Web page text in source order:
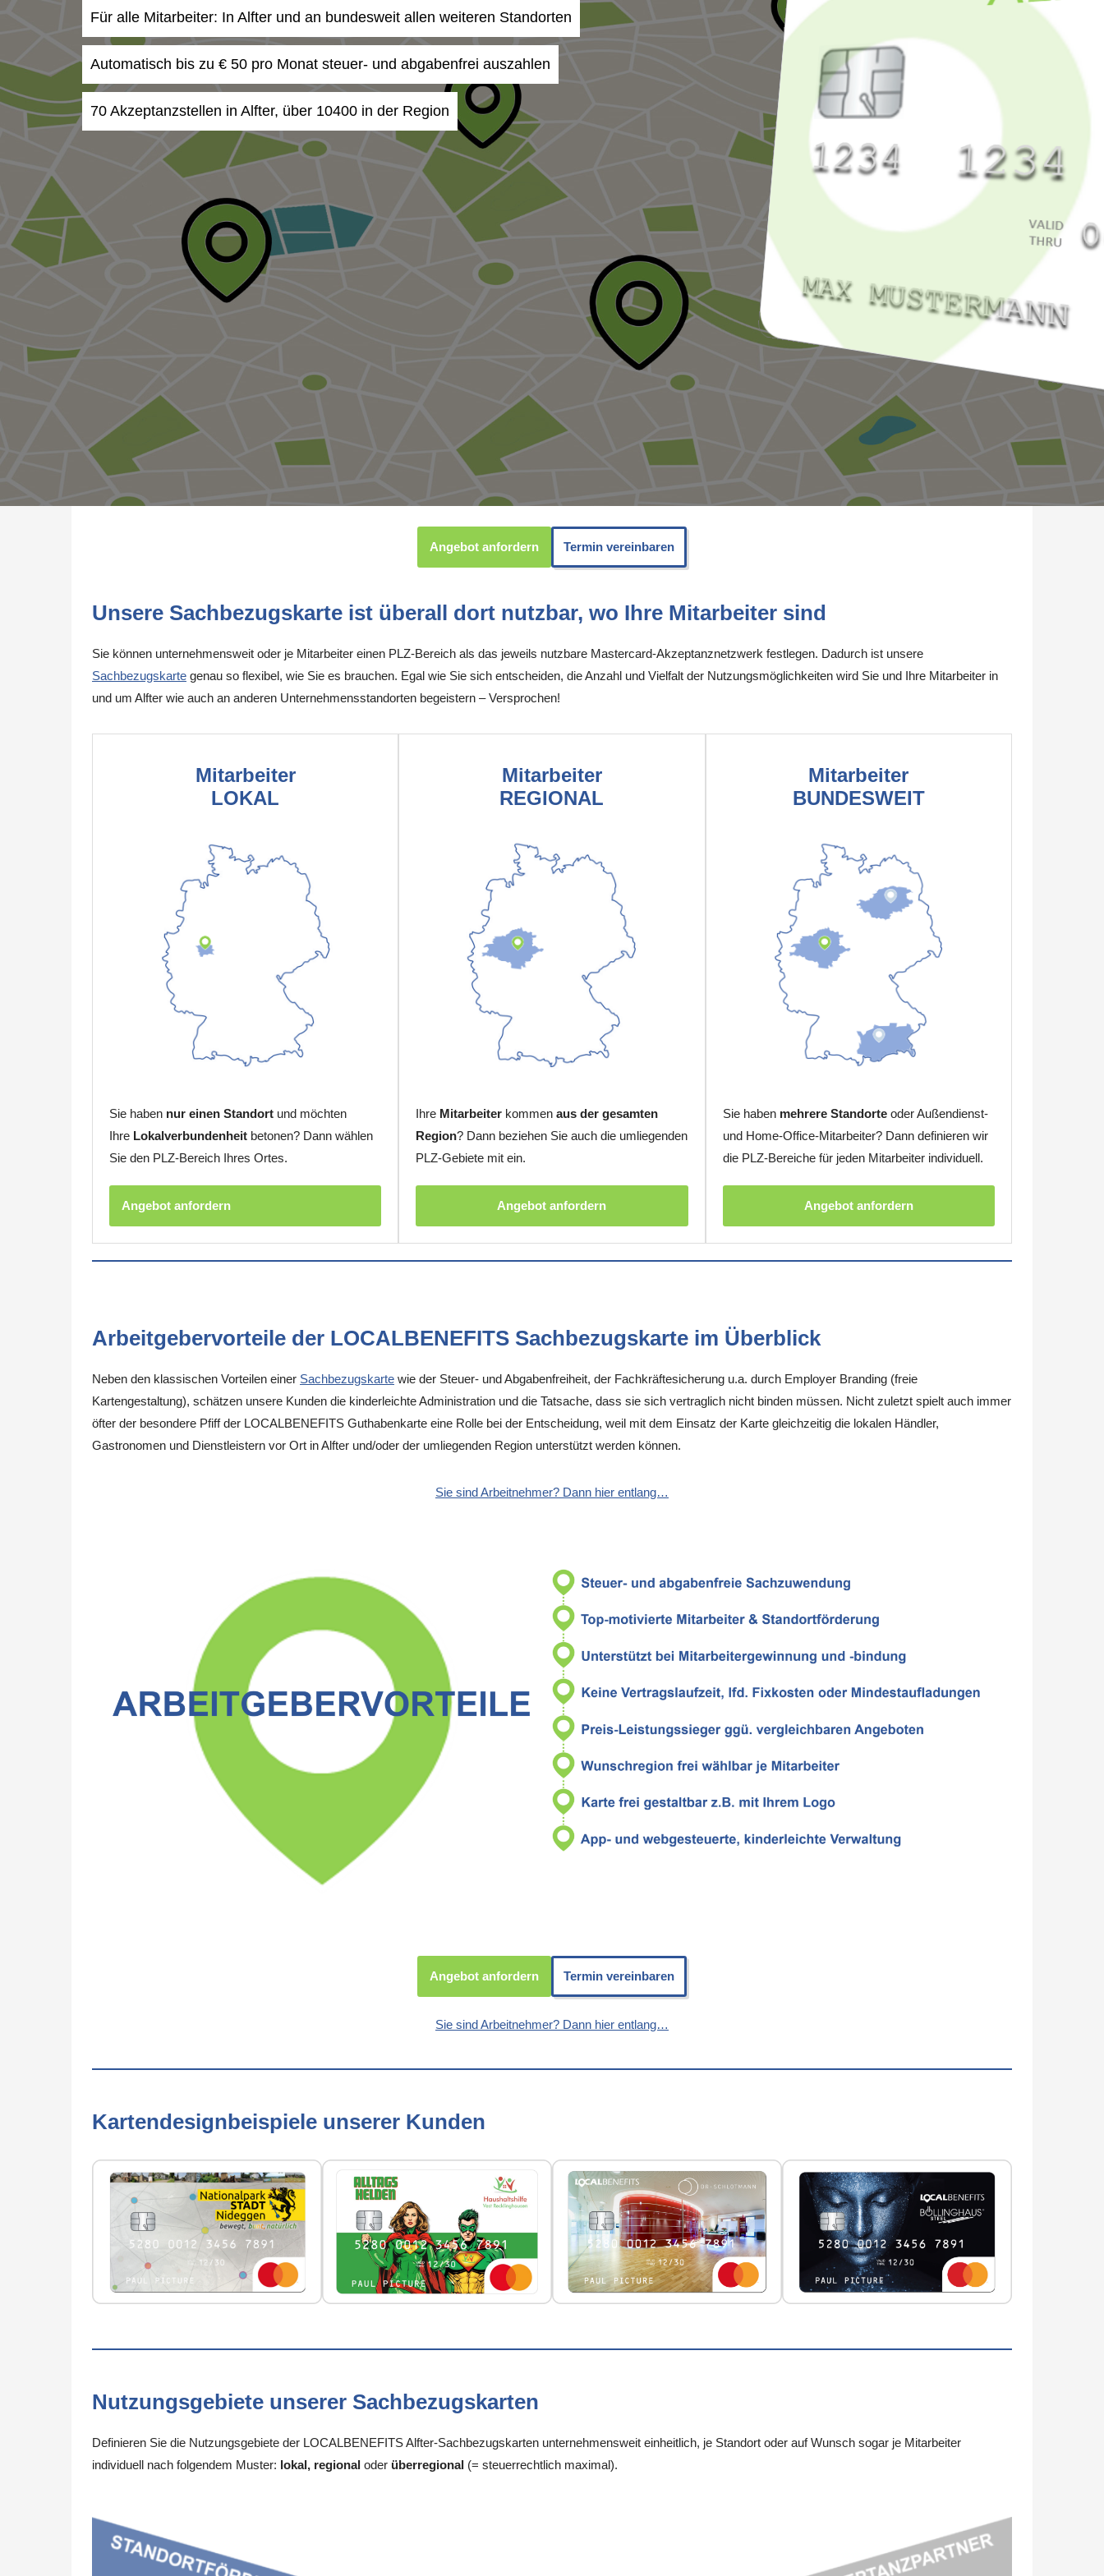
Für alle Mitarbeiter: In Alfter und an bundesweit allen weiteren Standorten
Automatisch bis zu € 50 pro Monat steuer- und abgabenfrei auszahlen
70 Akzeptanzstellen in Alfter, über 10400 in der Region
Angebot anfordern Termin vereinbaren
Unsere Sachbezugskarte ist überall dort nutzbar, wo Ihre Mitarbeiter sind
Sie können unternehmensweit oder je Mitarbeiter einen PLZ-Bereich als das jeweils nutzbare Mastercard-Akzeptanznetzwerk festlegen. Dadurch ist unsere
Sachbezugskarte genau so flexibel, wie Sie es brauchen. Egal wie Sie sich entscheiden, die Anzahl und Vielfalt der Nutzungsmöglichkeiten wird Sie und Ihre Mitarbeiter in
und um Alfter wie auch an anderen Unternehmensstandorten begeistern – Versprochen!
Mitarbeiter
LOKAL
Sie haben nur einen Standort und möchten
Ihre Lokalverbundenheit betonen? Dann wählen
Sie den PLZ-Bereich Ihres Ortes.
Angebot anfordern
Mitarbeiter
REGIONAL
Ihre Mitarbeiter kommenaus der gesamten
Region? Dann beziehen Sie auch die umliegenden
PLZ-Gebiete mit ein.
Angebot anfordern
Mitarbeiter
BUNDESWEIT
Sie haben mehrere Standorteoder Außendienst-
und Home-Office-Mitarbeiter? Dann definieren wir
die PLZ-Bereiche für jeden Mitarbeiter individuell.
Angebot anfordern
Arbeitgebervorteile der LOCALBENEFITS Sachbezugskarte im Überblick
Neben den klassischen Vorteilen einer Sachbezugskarte wie der Steuer- und Abgabenfreiheit, der Fachkräftesicherung u.a. durch Employer Branding (freie
Kartengestaltung), schätzen unsere Kunden die kinderleichte Administration und die Tatsache, dass sie sich vertraglich nicht binden müssen. Nicht zuletzt spielt auch immer
öfter der besondere Pfiff der LOCALBENEFITS Guthabenkarte eine Rolle bei der Entscheidung, weil mit dem Einsatz der Karte gleichzeitig die lokalen Händler,
Gastronomen und Dienstleistern vor Ort in Alfter und/oder der umliegenden Region unterstützt werden können.
Sie sind Arbeitnehmer? Dann hier entlang…
Angebot anfordern Termin vereinbaren
Sie sind Arbeitnehmer? Dann hier entlang…
Kartendesignbeispiele unserer Kunden
Nutzungsgebiete unserer Sachbezugskarten
Definieren Sie die Nutzungsgebiete der LOCALBENEFITS Alfter-Sachbezugskarten unternehmensweit einheitlich, je Standort oder auf Wunsch sogar je Mitarbeiter
individuell nach folgendem Muster: lokal, regional oder überregional (= steuerrechtlich maximal).